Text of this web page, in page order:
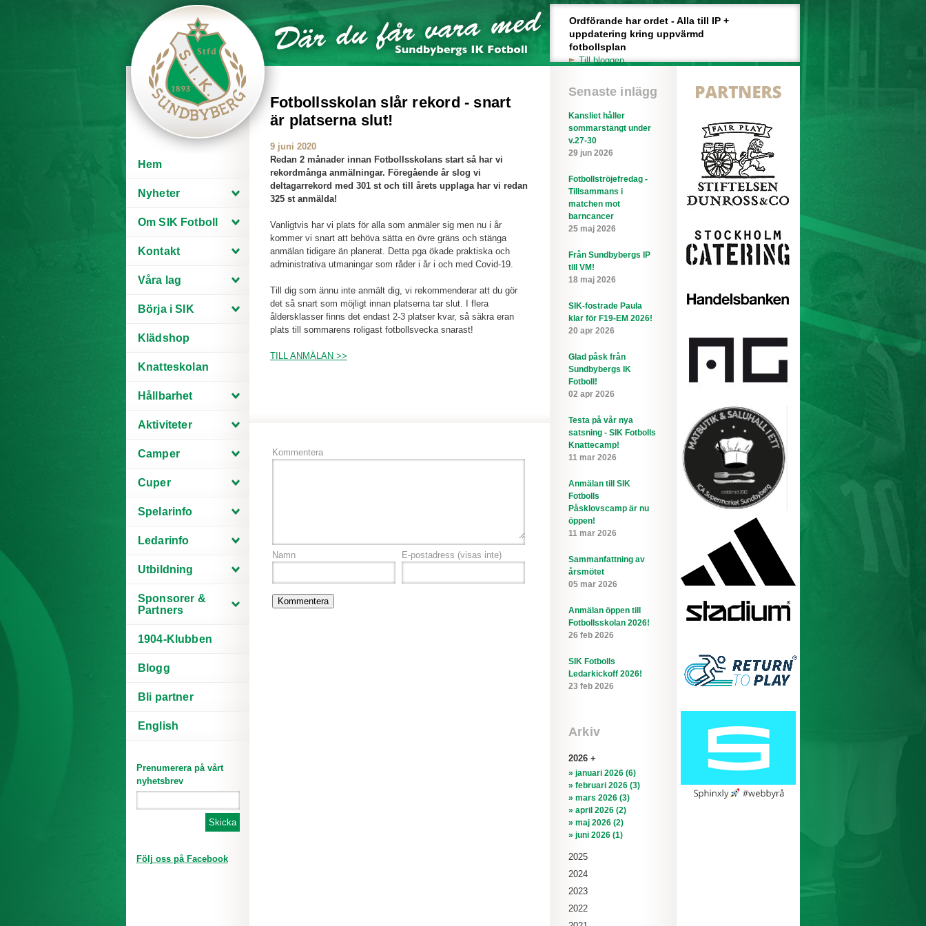
Ordförande har ordet - Alla till IP +
uppdatering kring uppvärmd
fotbollsplan
Till bloggen
Hem
Nyheter
Om SIK Fotboll
Kontakt
Våra lag
Börja i SIK
Klädshop
Knatteskolan
Hållbarhet
Aktiviteter
Camper
Cuper
Spelarinfo
Ledarinfo
Utbildning
Sponsorer &
Partners
1904-Klubben
Blogg
Bli partner
English
Prenumerera på vårt
nyhetsbrev
Följ oss på Facebook
Fotbollsskolan slår rekord - snart
är platserna slut!
9 juni 2020
Redan 2 månader innan Fotbollsskolans start så har vi
rekordmånga anmälningar. Föregående år slog vi
deltagarrekord med 301 st och till årets upplaga har vi redan
325 st anmälda!
Vanligtvis har vi plats för alla som anmäler sig men nu i år
kommer vi snart att behöva sätta en övre gräns och stänga
anmälan tidigare än planerat. Detta pga ökade praktiska och
administrativa utmaningar som råder i år i och med Covid-19.
Till dig som ännu inte anmält dig, vi rekommenderar att du gör
det så snart som möjligt innan platserna tar slut. I flera
åldersklasser finns det endast 2-3 platser kvar, så säkra eran
plats till sommarens roligast fotbollsvecka snarast!
TILL ANMÄLAN >>
Kommentera
Namn E-postadress (visas inte)
Senaste inlägg
Kansliet håller
sommarstängt under
v.27-30
29 jun 2026
Fotbollströjefredag -
Tillsammans i
matchen mot
barncancer
25 maj 2026
Från Sundbybergs IP
till VM!
18 maj 2026
SIK-fostrade Paula
klar för F19-EM 2026!
20 apr 2026
Glad påsk från
Sundbybergs IK
Fotboll!
02 apr 2026
Testa på vår nya
satsning - SIK Fotbolls
Knattecamp!
11 mar 2026
Anmälan till SIK
Fotbolls
Påsklovscamp är nu
öppen!
11 mar 2026
Sammanfattning av
årsmötet
05 mar 2026
Anmälan öppen till
Fotbollsskolan 2026!
26 feb 2026
SIK Fotbolls
Ledarkickoff 2026!
23 feb 2026
Arkiv
2026
» januari 2026 (6)
» februari 2026 (3)
» mars 2026 (3)
» april 2026 (2)
» maj 2026 (2)
» juni 2026 (1)
2025
2024
2023
2022